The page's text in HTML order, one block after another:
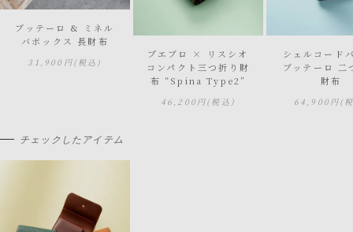
ブッテーロ & ミネル
バボックス 長財布
31,900円(税込)
プエブロ × リスシオ
コンパクト三つ折り財
布 “Spina Type2”
46,200円(税込)
シェルコード
ブッテーロ 二
財布
64,900円(
チェックしたアイテム